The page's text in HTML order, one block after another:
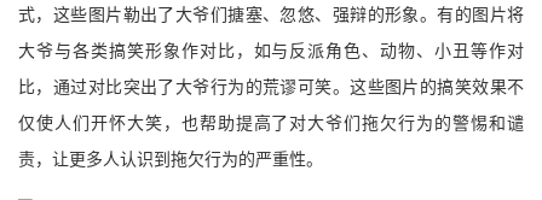
式，这些图片勒出了大爷们搪塞、忽悠、强辩的形象。有的图片将
大爷与各类搞笑形象作对比，如与反派角色、动物、小丑等作对
比，通过对比突出了大爷行为的荒谬可笑。这些图片的搞笑效果不
仅使人们开怀大笑，也帮助提高了对大爷们拖欠行为的警惕和谴
责，让更多人认识到拖欠行为的严重性。